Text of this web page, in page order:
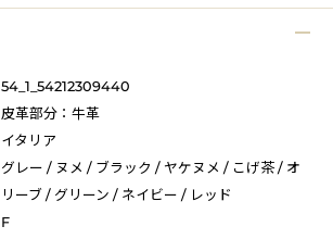
54_1_54212309440
皮革部分：牛革
イタリア
グレー / ヌメ / ブラック / ヤケヌメ / こげ茶 / オ
リーブ / グリーン / ネイビー / レッド
F